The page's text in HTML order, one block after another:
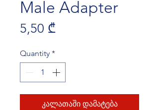
Male Adapter
5,50 ₾Price
Quantity *
კალათაში დამატება